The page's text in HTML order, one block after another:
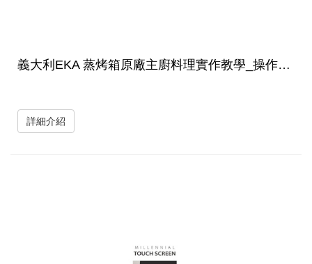
義大利EKA 蒸烤箱原廠主廚料理實作教學_操作說明及食材料理
詳細介紹